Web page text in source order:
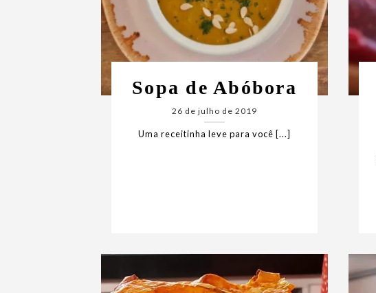
Sopa de Abóbora
26 de julho de 2019
Uma receitinha leve para você [...]